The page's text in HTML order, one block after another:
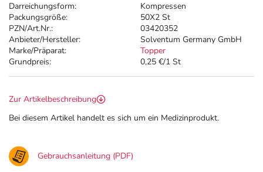
Darreichungsform:
Kompressen
Packungsgröße:
50X2 St
PZN/Art.Nr.:
03420352
Anbieter/Hersteller:
Solventum Germany GmbH
Marke/Präparat:
Topper
Grundpreis:
0,25 €/1 St
Zur Artikelbeschreibung
Bei diesem Artikel handelt es sich um ein Medizinprodukt.
Gebrauchsanleitung (PDF)